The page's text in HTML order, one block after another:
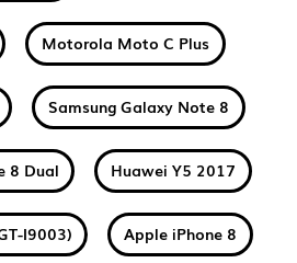
Motorola Moto C Plus
Samsung Galaxy Note 8
8 Dual Huawei Y5 2017
I9003) Apple iPhone 8